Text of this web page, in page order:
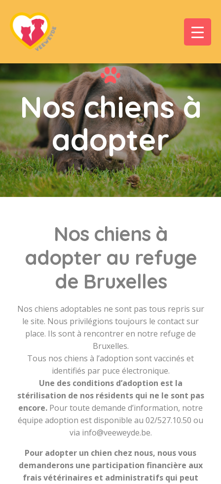
Nos chiens à
adopter
Nos chiens à
adopter au refuge
de Bruxelles
Nos chiens adoptables ne sont pas tous repris sur
le site. Nous privilégions toujours le contact sur
place. Ils sont à rencontrer en notre refuge de
Bruxelles.
Tous nos chiens à l’adoption sont vaccinés et
identifiés par puce électronique.
Une des conditions d’adoption est la
stérilisation de nos résidents qui ne le sont pas
encore. Pour toute demande d’information, notre
équipe adoption est disponible au 02/527.10.50 ou
via info@veeweyde.be.
Pour adopter un chien chez nous, nous vous
demanderons une participation financière aux
frais vétérinaires et administratifs qui peut